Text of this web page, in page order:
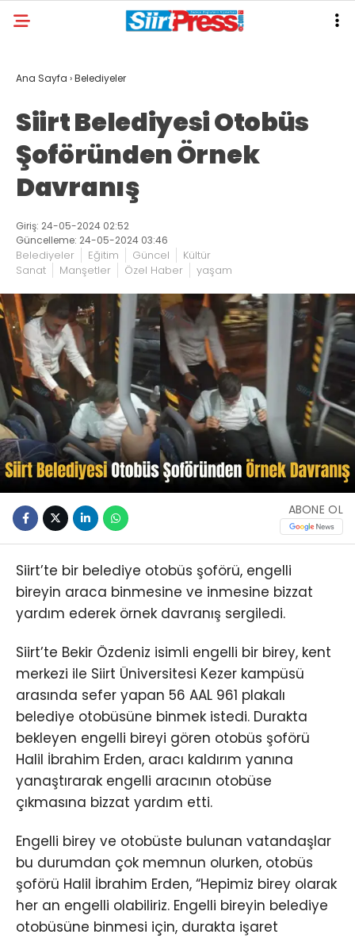
Ana Sayfa ›Belediyeler
Siirt Belediyesi Otobüs
Şoföründen Örnek
Davranış
Giriş: 24-05-2024 02:52
Güncelleme: 24-05-2024 03:46
Belediyeler Eğitim Güncel
Kültür
Sanat
Manşetler Özel Haber yaşam
ABONE OL
Siirt’te bir belediye otobüs şoförü, engelli
bireyin araca binmesine ve inmesine bizzat
yardım ederek örnek davranış sergiledi.
Siirt’te Bekir Özdeniz isimli engelli bir birey, kent
merkezi ile Siirt Üniversitesi Kezer kampüsü
arasında sefer yapan 56 AAL 961 plakalı
belediye otobüsüne binmek istedi. Durakta
bekleyen engelli bireyi gören otobüs şoförü
Halil İbrahim Erden, aracı kaldırım yanına
yanaştırarak engelli aracının otobüse
çıkmasına bizzat yardım etti.
Engelli birey ve otobüste bulunan vatandaşlar
bu durumdan çok memnun olurken, otobüs
şoförü Halil İbrahim Erden, “Hepimiz birey olarak
her an engelli olabiliriz. Engelli bireyin belediye
otobüsüne binmesi için, durakta işaret